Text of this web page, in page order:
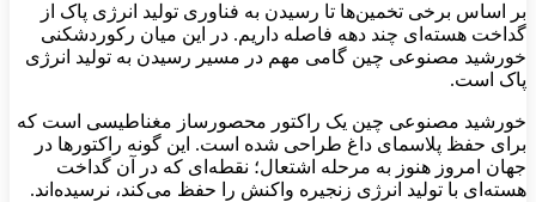
بر اساس برخی تخمین‌ها تا رسیدن به فناوری تولید انرژی پاک از
گداخت هسته‌ای چند دهه فاصله داریم. در این میان رکوردشکنی‌
خورشید مصنوعی چین گامی مهم در مسیر رسیدن به تولید انرژی
پاک است.
خورشید مصنوعی چین یک راکتور محصورساز مغناطیسی است که
برای حفظ پلاسمای داغ طراحی شده است. این گونه راکتورها در
جهان امروز هنوز به مرحله اشتعال؛ نقطه‌ای که در آن گداخت
هسته‌ای با تولید انرژی زنجیره واکنش را حفظ می‌کند، نرسیده‌اند.